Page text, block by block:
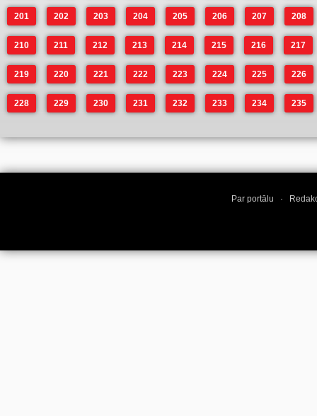
201 202 203 204 205 206 207 208
210 211 212 213 214 215 216 217
219 220 221 222 223 224 225 226
228 229 230 231 232 233 234 235
Par portālu ·